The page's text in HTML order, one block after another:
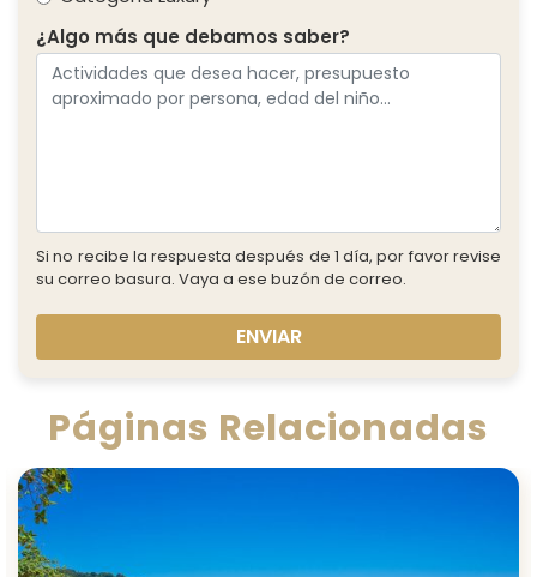
¿Algo más que debamos saber?
Si no recibe la respuesta después de 1 día, por favor revise
su correo basura. Vaya a ese buzón de correo.
ENVIAR
Páginas Relacionadas